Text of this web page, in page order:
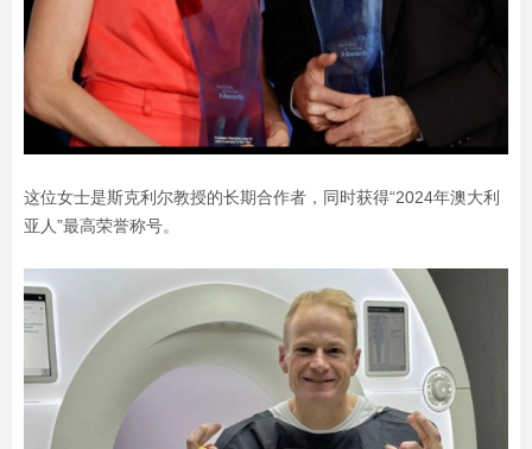
这位女士是斯克利尔教授的长期合作者，同时获得“2024年澳大利
亚人”最高荣誉称号。